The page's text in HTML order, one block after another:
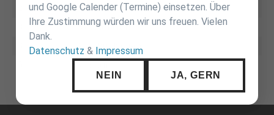
JudoTeam Steinheim
TSV Altenfurt II
TV 05 Bruchhausen
und Google Calender (Termine) einsetzen. Über
Ihre Zustimmung würden wir uns freuen. Vielen
Dank.
Datenschutz & Impressum
NEIN JA, GERN